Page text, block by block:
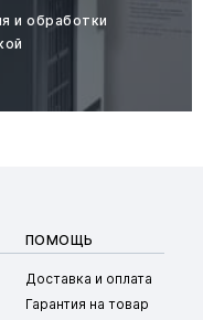
и обработки
ПОМОЩЬ
Доставка и оплата
Гарантия на товар